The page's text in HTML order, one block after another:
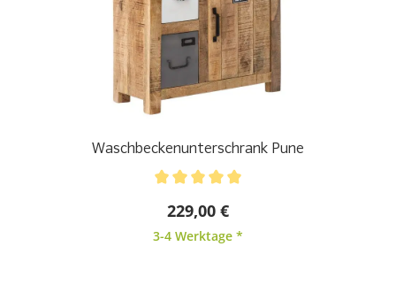
Waschbeckenunterschrank Pune
229,00 €
3-4 Werktage *